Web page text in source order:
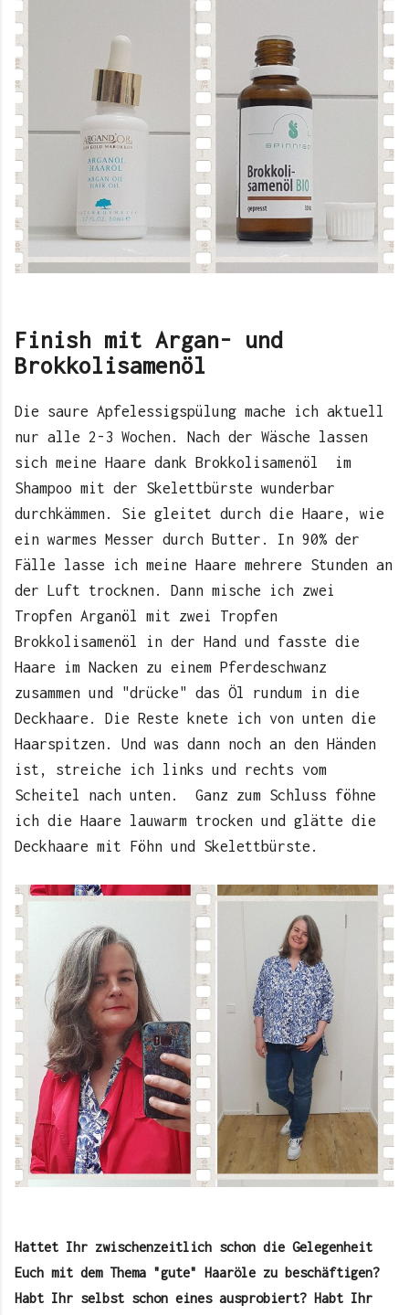
Finish mit Argan- und
Brokkolisamenöl
Die saure Apfelessigspülung mache ich aktuell
nur alle 2-3 Wochen. Nach der Wäsche lassen
sich meine Haare dank Brokkolisamenöl im
Shampoo mit der Skelettbürste wunderbar
durchkämmen. Sie gleitet durch die Haare, wie
ein warmes Messer durch Butter. In 90% der
Fälle lasse ich meine Haare mehrere Stunden an
der Luft trocknen. Dann mische ich zwei
Tropfen Arganöl mit zwei Tropfen
Brokkolisamenöl in der Hand und fasste die
Haare im Nacken zu einem Pferdeschwanz
zusammen und "drücke" das Öl rundum in die
Deckhaare. Die Reste knete ich von unten die
Haarspitzen. Und was dann noch an den Händen
ist, streiche ich links und rechts vom
Scheitel nach unten. Ganz zum Schluss föhne
ich die Haare lauwarm trocken und glätte die
Deckhaare mit Föhn und Skelettbürste.
Hattet Ihr zwischenzeitlich schon die Gelegenheit
Euch mit dem Thema "gute" Haaröle zu beschäftigen?
Habt Ihr selbst schon eines ausprobiert? Habt Ihr